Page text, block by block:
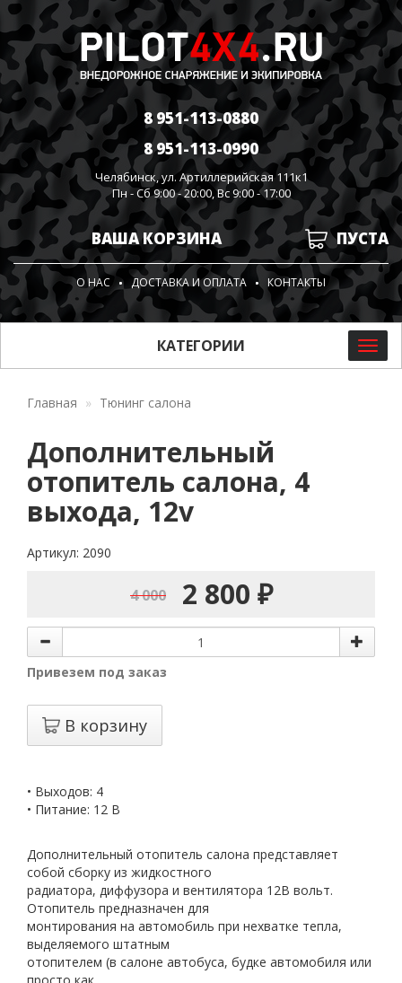
8 951-113-0880
8 951-113-0990
Челябинск, ул. Артиллерийская 111к1
Пн - Сб 9:00 - 20:00, Вс 9:00 - 17:00
ВАША КОРЗИНА ПУСТА
О НАС ДОСТАВКА И ОПЛАТА КОНТАКТЫ
КАТЕГОРИИ
Главная Тюнинг салона
Дополнительный
отопитель салона, 4
выхода, 12v
Артикул: 2090
4 000 2 800 ₽
Привезем под заказ
В корзину
• Выходов: 4
• Питание: 12 В
Дополнительный отопитель салона представляет
собой сборку из жидкостного
радиатора, диффузора и вентилятора 12В вольт.
Отопитель предназначен для
монтирования на автомобиль при нехватке тепла,
выделяемого штатным
отопителем (в салоне автобуса, будке автомобиля или